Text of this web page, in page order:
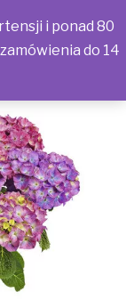
i ponad 80
do 14